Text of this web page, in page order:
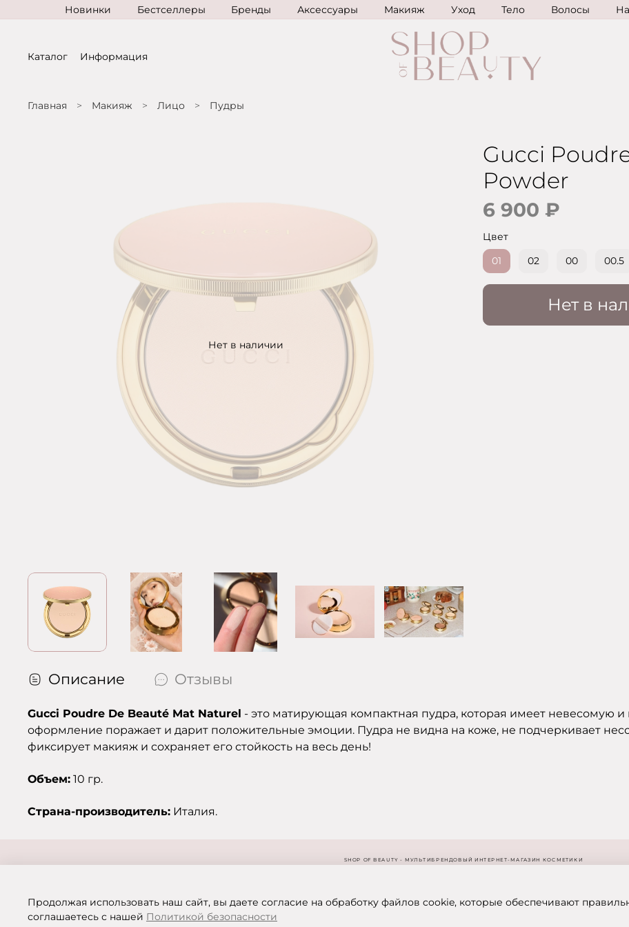
Новинки Бестселлеры Бренды Аксессуары Макияж Уход Тело Волосы
Каталог Информация
Главная Макияж Лицо Пудры
Нет в наличии
Gucci
Powder
6 900 ₽
Нет в
Цвет
01
02 00 00.5
Описание Отзывы
Gucci Poudre De Beauté Mat Naturel - это матирующая компактная пудра, которая имеет невесомую
оформление поражает и дарит положительные эмоции. Пудра не видна на коже, не подчеркивает
фиксирует макияж и сохраняет его стойкость на весь день!
Объем: 10 гр.
Страна-производитель: Италия.
SHOP OF BEAUTY - МУЛЬТИБРЕНДОВЫЙ ИНТЕРНЕТ-МАГАЗИН КОСМЕТИКИ
Продолжая использовать наш сайт, вы даете согласие на обработку файлов cookie, которые обеспечивают
соглашаетесь с нашей Политикой безопасности